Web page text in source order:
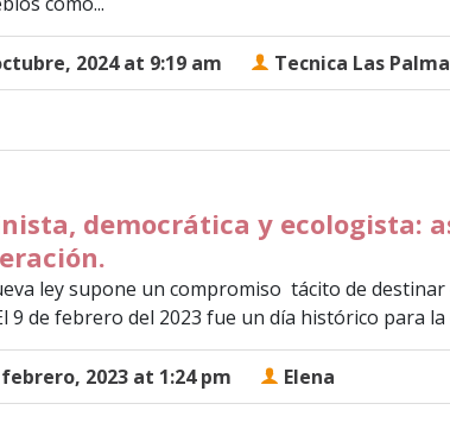
2024 at 9:19 am Tecnica Las
democrática y ecologista:
ley supone un compromiso tácito de destinar
9 de febrero del 2023 fue un día histórico para
febrero, 2023 at 1:24 pm Elena